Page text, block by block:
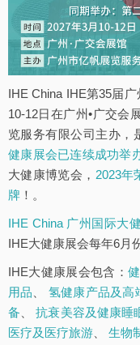
IHE China IHE第35届
10-12日在广州•广交会
览服务有限公司主办，
健康展会已连续成功举
大健康博览会， 2023年
牌 ！。
IHE China 广州国际大
IHE大健康展会每年6月
IHE大健康展会包含：
用品
氢健康产品及高
备 、抗衰美容及健康睡
医疗及医疗旅游
生物